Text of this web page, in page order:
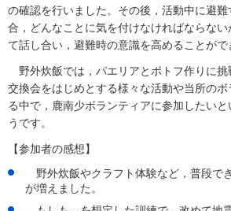
の確認を行いました。その後，活動中に避難
合，どんなことに気を付けなければならな
て話し合い，避難時の意識を高めることがで
野外炊飯では，パエリアとポトフ作りに
交換会をはじめとする様々な活動や当所の
る中で，鹿南少ボランティアに参加したいと
うです。
【参加者の感想】
野外炊飯やクラフト体験など，普段で
が増えました。